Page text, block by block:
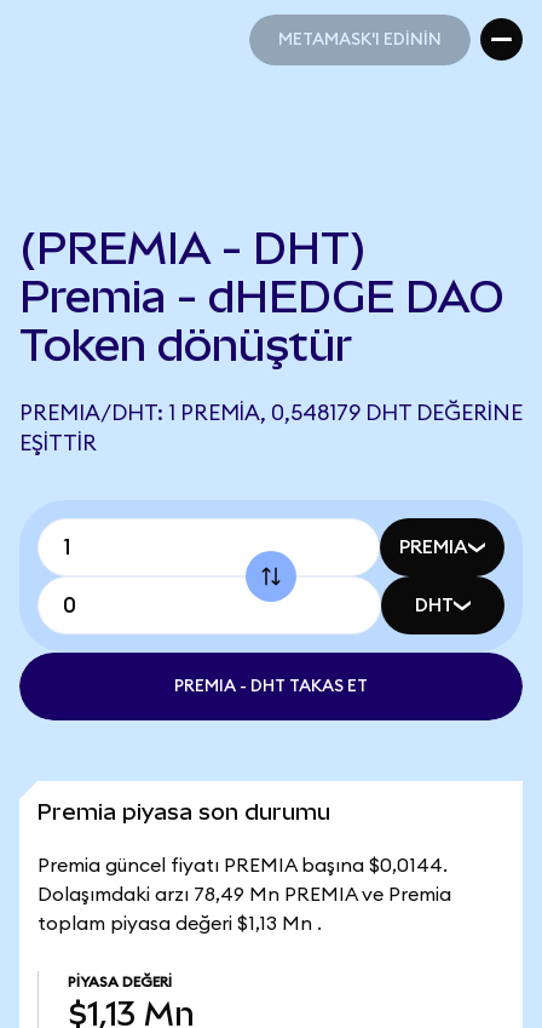
METAMASK'I EDİNİN
(PREMIA - DHT)
Premia - dHEDGE DAO
Token dönüştür
PREMIA/DHT: 1 PREMIA, 0,548179 DHT DEĞERINE
EŞITTIR
PREMIA
DHT
PREMIA - DHT TAKAS ET
Premia piyasa son durumu
Premia güncel fiyatı PREMIA başına $0,0144.
Dolaşımdaki arzı 78,49 Mn PREMIA ve Premia
toplam piyasa değeri $1,13 Mn .
PIYASA DEĞERI
$1,13 Mn